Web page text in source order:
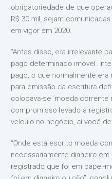
obrigatoriedade de que
R$ 30 mil, sejam
em vigor em 2020.
“Antes disso, era irrelevante
pago determinado imóvel.
pago, o que normalmente
para emissão da escritura
colocava-se ‘moeda corrente
compromisso levado a
veículo no negócio, aí você
“Onde está escrito moeda
necessariamente dinheiro
registrado que foi em papel-